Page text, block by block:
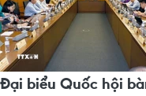
Đại biểu Quốc hội